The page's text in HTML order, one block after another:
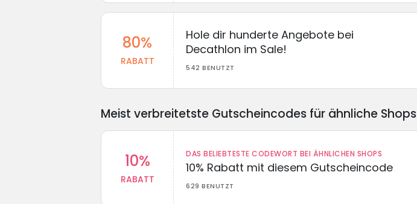
80%
RABATT
Hole dir hunderte Angebote bei
Decathlon im Sale!
542 BENUTZT
Meist verbreitetste Gutscheincodes für ähnliche Shops
10%
RABATT
DAS BELIEBTESTE CODEWORT BEI ÄHNLICHEN SHOPS
10% Rabatt mit diesem Gutscheincode
629 BENUTZT